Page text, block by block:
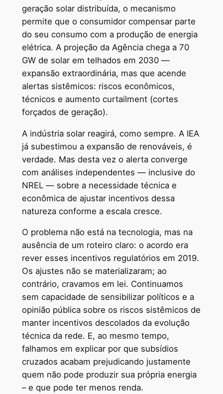
geração solar distribuída, o mecanismo
permite que o consumidor compensar parte
do seu consumo com a produção de energia
elétrica. A projeção da Agência chega a 70
GW de solar em telhados em 2030 —
expansão extraordinária, mas que acende
alertas sistêmicos: riscos econômicos,
técnicos e aumento curtailment (cortes
forçados de geração).
A indústria solar reagirá, como sempre. A IEA
já subestimou a expansão de renováveis, é
verdade. Mas desta vez o alerta converge
com análises independentes — inclusive do
NREL — sobre a necessidade técnica e
econômica de ajustar incentivos dessa
natureza conforme a escala cresce.
O problema não está na tecnologia, mas na
ausência de um roteiro claro: o acordo era
rever esses incentivos regulatórios em 2019.
Os ajustes não se materializaram; ao
contrário, cravamos em lei. Continuamos
sem capacidade de sensibilizar políticos e a
opinião pública sobre os riscos sistêmicos de
manter incentivos descolados da evolução
técnica da rede. E, ao mesmo tempo,
falhamos em explicar por que subsídios
cruzados acabam prejudicando justamente
quem não pode produzir sua própria energia
– e que pode ter menos renda.